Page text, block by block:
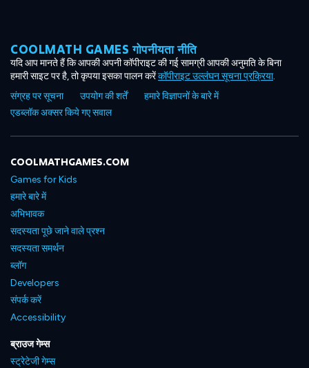
COOLMATH GAMES गोपनीयता नीति
यदि आप मानते हैं कि आपकी अपनी कॉपीराइट की गई सामग्री आपकी अनुमति के बिना
हमारी साइट पर है, तो कृपया इसका पालन करेंकॉपीराइट उल्लंघन सूचना प्रक्रिया.
संग्रह पर सूचना
उपयोग की शर्तें
हमारे विज्ञापनों के बारे में
एडब्लॉक अक्सर किये गए सवाल
COOLMATHGAMES.COM
Games for Kids
हमारे बारे में
अभिभावक
सदस्यता पूछे जाने वाले प्रश्न
सदस्यता समर्थन
ब्लॉग
Developers
संपर्क करें
Accessibility
ब्राउज गेम्स
स्ट्रेटेजी गेम्स